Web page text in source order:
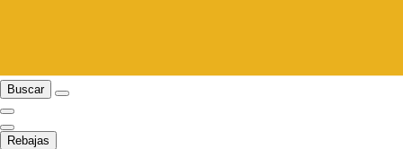
Buscar
Rebajas